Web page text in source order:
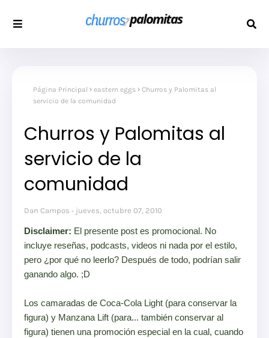
Página Principal eastern eggs
Churros y Palomitas al
servicio de la comunidad
Churros y Palomitas al
servicio de la
comunidad
Dan Campos jueves, octubre 07, 2010
Disclaimer: El presente post es promocional. No
incluye reseñas, podcasts, videos ni nada por el estilo,
pero ¿por qué no leerlo? Después de todo, podrían salir
ganando algo. ;D
Los camaradas de Coca-Cola Light (para conservar la
figura) y Manzana Lift (para... también conservar al
figura) tienen una promoción especial en la cual, cuando